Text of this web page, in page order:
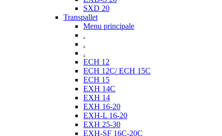
SXD 20
Transpallet
Menu principale
.
.
.
ECH 12
ECH 12C/ ECH 15C
ECH 15
EXH 14C
EXH 14
EXH 16-20
EXH-L 16-20
EXH 25-30
EXH-SF 16C-20C